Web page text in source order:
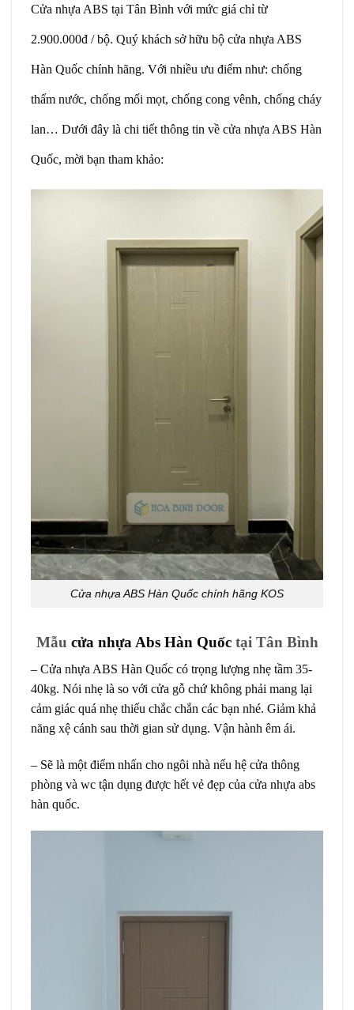
Cửa nhựa ABS tại Tân Bình với mức giá chỉ từ
2.900.000đ / bộ. Quý khách sở hữu bộ cửa nhựa ABS
Hàn Quốc chính hãng. Với nhiều ưu điểm như: chống
thấm nước, chống mối mọt, chống cong vênh, chống cháy
lan… Dưới đây là chi tiết thông tin về cửa nhựa ABS Hàn
Quốc, mời bạn tham khảo:
Cửa nhựa ABS Hàn Quốc chính hãng KOS
Mẫu cửa nhựa Abs Hàn Quốctại Tân Bình
– Cửa nhựa ABS Hàn Quốc có trọng lượng nhẹ tầm 35-
40kg. Nói nhẹ là so với cửa gỗ chứ không phải mang lại
cảm giác quá nhẹ thiếu chắc chắn các bạn nhé. Giảm khả
năng xệ cánh sau thời gian sử dụng. Vận hành êm ái.
– Sẽ là một điểm nhấn cho ngôi nhà nếu hệ cửa thông
phòng và wc tận dụng được hết vẻ đẹp của cửa nhựa abs
hàn quốc.